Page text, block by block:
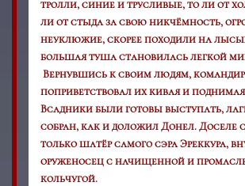
тролли, синие и трусливые, то ли от
ли от стыда за свою никчёмность,
неуклюжие, скорее походили на
большая туша становилась легкой
Вернувшись к своим людям, командир
поприветствовал их кивая и поднимая
Всадники были готовы выступать,
собран, как и доложил Донел. Доселе
только шатёр самого сэра Эреккура,
оруженосец с начищенной и
кольчугой.